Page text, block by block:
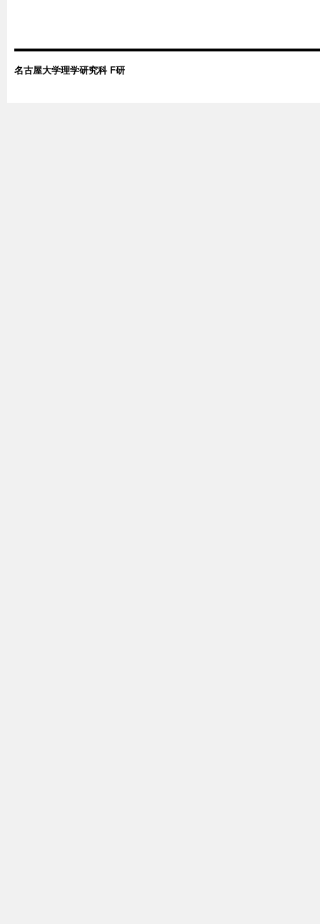
名古屋大学理学研究科 F研